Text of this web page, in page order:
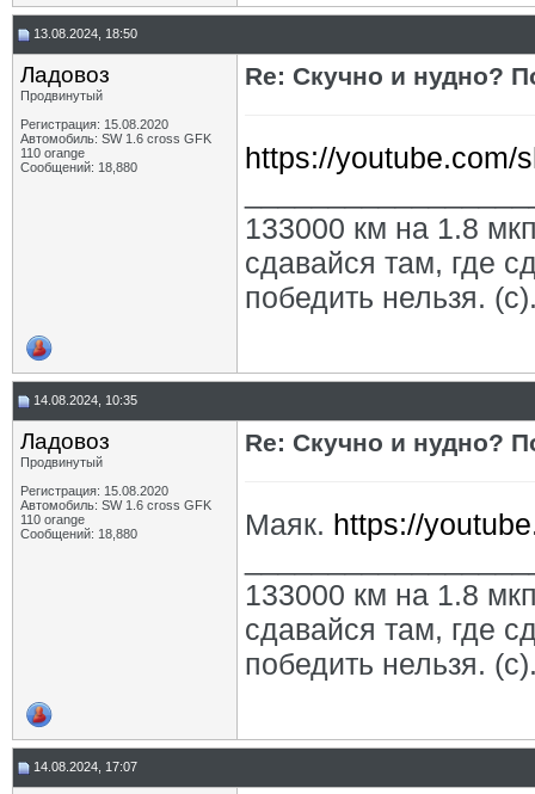
13.08.2024, 18:50
Ладовоз
Продвинутый
Регистрация: 15.08.2020
Автомобиль: SW 1.6 cross GFK
110 orange
Сообщений: 18,880
Re: Скучно и нудно?
https://youtube.com/
133000 км на 1.8
сдавайся там, где
победить нельзя.
14.08.2024, 10:35
Ладовоз
Продвинутый
Регистрация: 15.08.2020
Автомобиль: SW 1.6 cross GFK
110 orange
Сообщений: 18,880
Re: Скучно и нудно?
Маяк. https://
133000 км на 1.8
сдавайся там, где
победить нельзя.
14.08.2024, 17:07